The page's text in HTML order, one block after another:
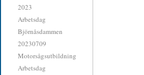
2023
Arbetsdag
Björnåsdammen
20230709
Motorsågsutbildning
Arbetsdag